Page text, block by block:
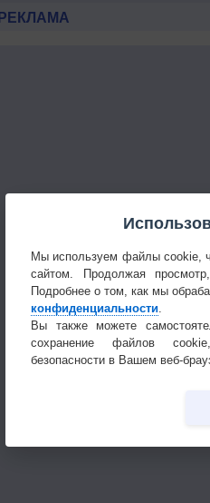
РЕКЛАМА
Мы используем файлы cookie,
сайтом. Продолжая
Подробнее о том, как мы
конфиденциальности
Вы также можете
сохранение файлов
безопасности в Вашем веб-